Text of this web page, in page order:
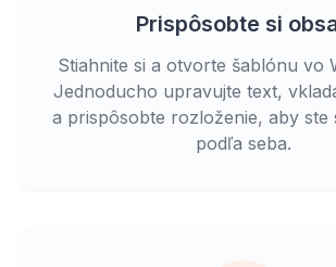
Prispôsobte si
Stiahnite si a otvorte šablónu vo
Jednoducho upravujte text,
a prispôsobte rozloženie, aby ste
podľa seba.